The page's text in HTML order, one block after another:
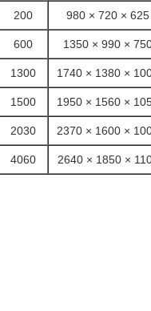
200 980 × 720 × 625
600 1350 × 990 ×
1300 1740 × 1380 ×
1500 1950 × 1560 ×
2030 2370 × 1600 ×
4060 2640 × 1850 ×